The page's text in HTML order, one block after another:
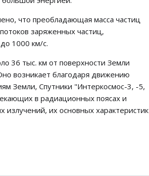
что преобладающая масса частиц
заряженных частиц,
1000 км/с.
36 тыс. км от поверхности Земли
возникает благодаря движению
Земли, Спутники "Интеркосмос-3, -5,
в радиационных поясах и
излучений, их основных характеристик